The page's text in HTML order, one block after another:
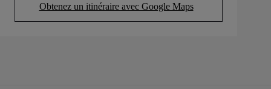
Obtenez un itinéraire avec Google Maps
(Opens in new tab)